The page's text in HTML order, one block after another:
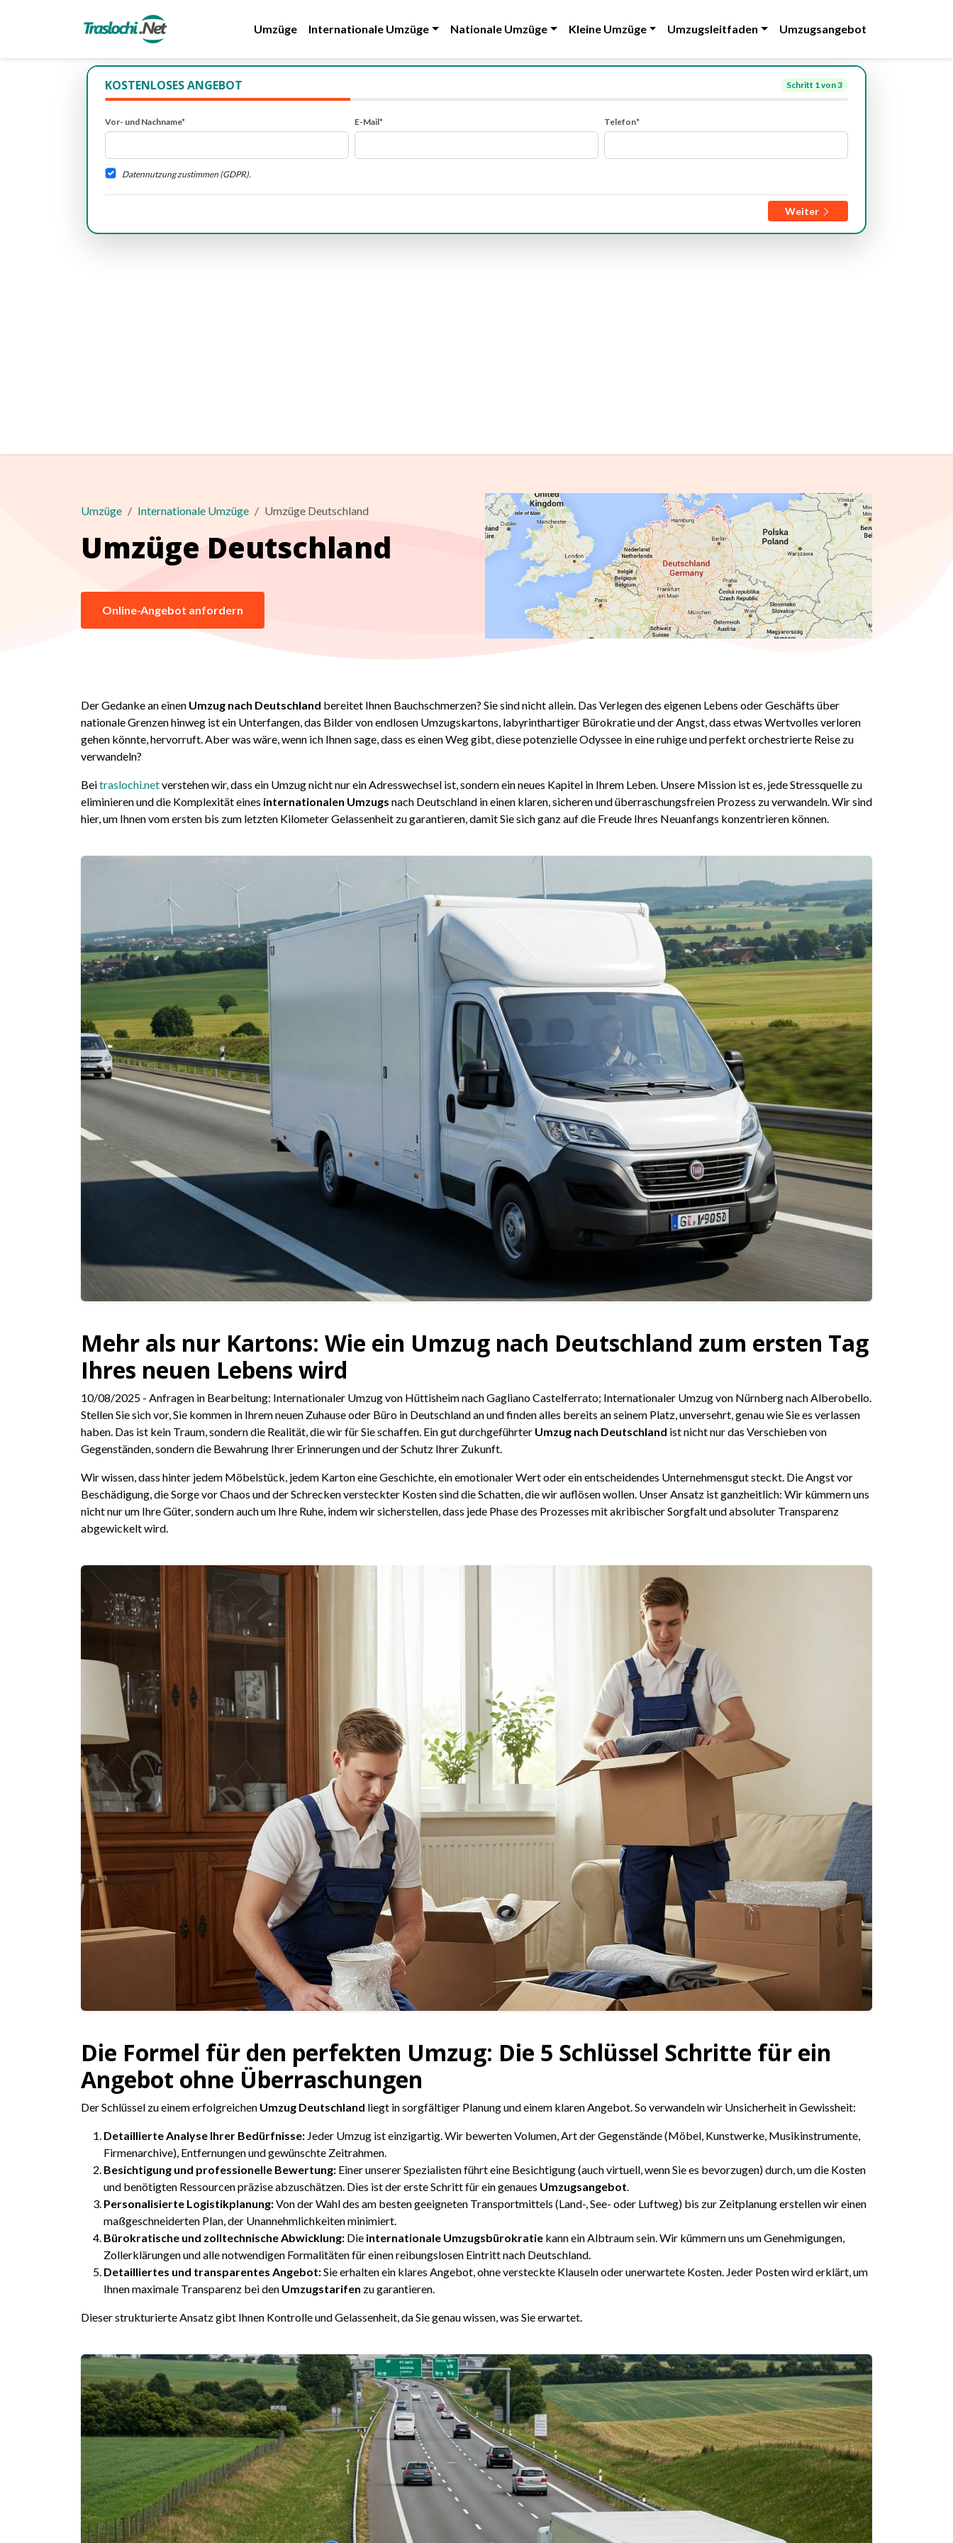
Umzüge Internationale Umzüge Nationale Umzüge Kleine Umzüge Umzugsleitfaden Umzugsangebot
KOSTENLOSES ANGEBOT Schritt 1von 3
Vor- und Nachname* E-Mail* Telefon*
Datennutzung zustimmen (GDPR).
Weiter
Umzüge Internationale Umzüge Umzüge Deutschland
Umzüge Deutschland
Online-Angebot anfordern
Der Gedanke an einen Umzug nach Deutschland bereitet Ihnen Bauchschmerzen? Sie sind nicht allein. Das Verlegen des eigenen Lebens oder Geschäfts über
nationale Grenzen hinweg ist ein Unterfangen, das Bilder von endlosen Umzugskartons, labyrinthartiger Bürokratie und der Angst, dass etwas Wertvolles verloren
gehen könnte, hervorruft. Aber was wäre, wenn ich Ihnen sage, dass es einen Weg gibt, diese potenzielle Odyssee in eine ruhige und perfekt orchestrierte Reise zu
verwandeln?
Beitraslochi.netverstehen wir, dass ein Umzug nicht nur ein Adresswechsel ist, sondern ein neues Kapitel in Ihrem Leben. Unsere Mission ist es, jede Stressquelle zu
eliminieren und die Komplexität eines internationalen Umzugs nach Deutschland in einen klaren, sicheren und überraschungsfreien Prozess zu verwandeln. Wir sind
hier, um Ihnen vom ersten bis zum letzten Kilometer Gelassenheit zu garantieren, damit Sie sich ganz auf die Freude Ihres Neuanfangs konzentrieren können.
Mehr als nur Kartons: Wie ein Umzug nach Deutschland zum ersten Tag
Ihres neuen Lebens wird
10/08/2025 - Anfragen in Bearbeitung: Internationaler Umzug von Hüttisheim nach Gagliano Castelferrato; Internationaler Umzug von Nürnberg nach Alberobello.
Stellen Sie sich vor, Sie kommen in Ihrem neuen Zuhause oder Büro in Deutschland an und finden alles bereits an seinem Platz, unversehrt, genau wie Sie es verlassen
haben. Das ist kein Traum, sondern die Realität, die wir für Sie schaffen. Ein gut durchgeführter Umzug nach Deutschland ist nicht nur das Verschieben von
Gegenständen, sondern die Bewahrung Ihrer Erinnerungen und der Schutz Ihrer Zukunft.
Wir wissen, dass hinter jedem Möbelstück, jedem Karton eine Geschichte, ein emotionaler Wert oder ein entscheidendes Unternehmensgut steckt. Die Angst vor
Beschädigung, die Sorge vor Chaos und der Schrecken versteckter Kosten sind die Schatten, die wir auflösen wollen. Unser Ansatz ist ganzheitlich: Wir kümmern uns
nicht nur um Ihre Güter, sondern auch um Ihre Ruhe, indem wir sicherstellen, dass jede Phase des Prozesses mit akribischer Sorgfalt und absoluter Transparenz
abgewickelt wird.
Die Formel für den perfekten Umzug: Die 5 Schlüssel Schritte für ein
Angebot ohne Überraschungen
Der Schlüssel zu einem erfolgreichen Umzug Deutschland liegt in sorgfältiger Planung und einem klaren Angebot. So verwandeln wir Unsicherheit in Gewissheit:
Detaillierte Analyse Ihrer Bedürfnisse: Jeder Umzug ist einzigartig. Wir bewerten Volumen, Art der Gegenstände (Möbel, Kunstwerke, Musikinstrumente,
Firmenarchive), Entfernungen und gewünschte Zeitrahmen.
Besichtigung und professionelle Bewertung: Einer unserer Spezialisten führt eine Besichtigung (auch virtuell, wenn Sie es bevorzugen) durch, um die Kosten
und benötigten Ressourcen präzise abzuschätzen. Dies ist der erste Schritt für ein genaues Umzugsangebot.
Personalisierte Logistikplanung:Von der Wahl des am besten geeigneten Transportmittels (Land-, See- oder Luftweg) bis zur Zeitplanung erstellen wir einen
maßgeschneiderten Plan, der Unannehmlichkeiten minimiert.
Bürokratische und zolltechnische Abwicklung: Die internationale Umzugsbürokratie kann ein Albtraum sein. Wir kümmern uns um Genehmigungen,
Zollerklärungen und alle notwendigen Formalitäten für einen reibungslosen Eintritt nach Deutschland.
Detailliertes und transparentes Angebot:Sie erhalten ein klares Angebot, ohne versteckte Klauseln oder unerwartete Kosten. Jeder Posten wird erklärt, um
Ihnen maximale Transparenz bei den Umzugstarifen zu garantieren.
Dieser strukturierte Ansatz gibt Ihnen Kontrolle und Gelassenheit, da Sie genau wissen, was Sie erwartet.